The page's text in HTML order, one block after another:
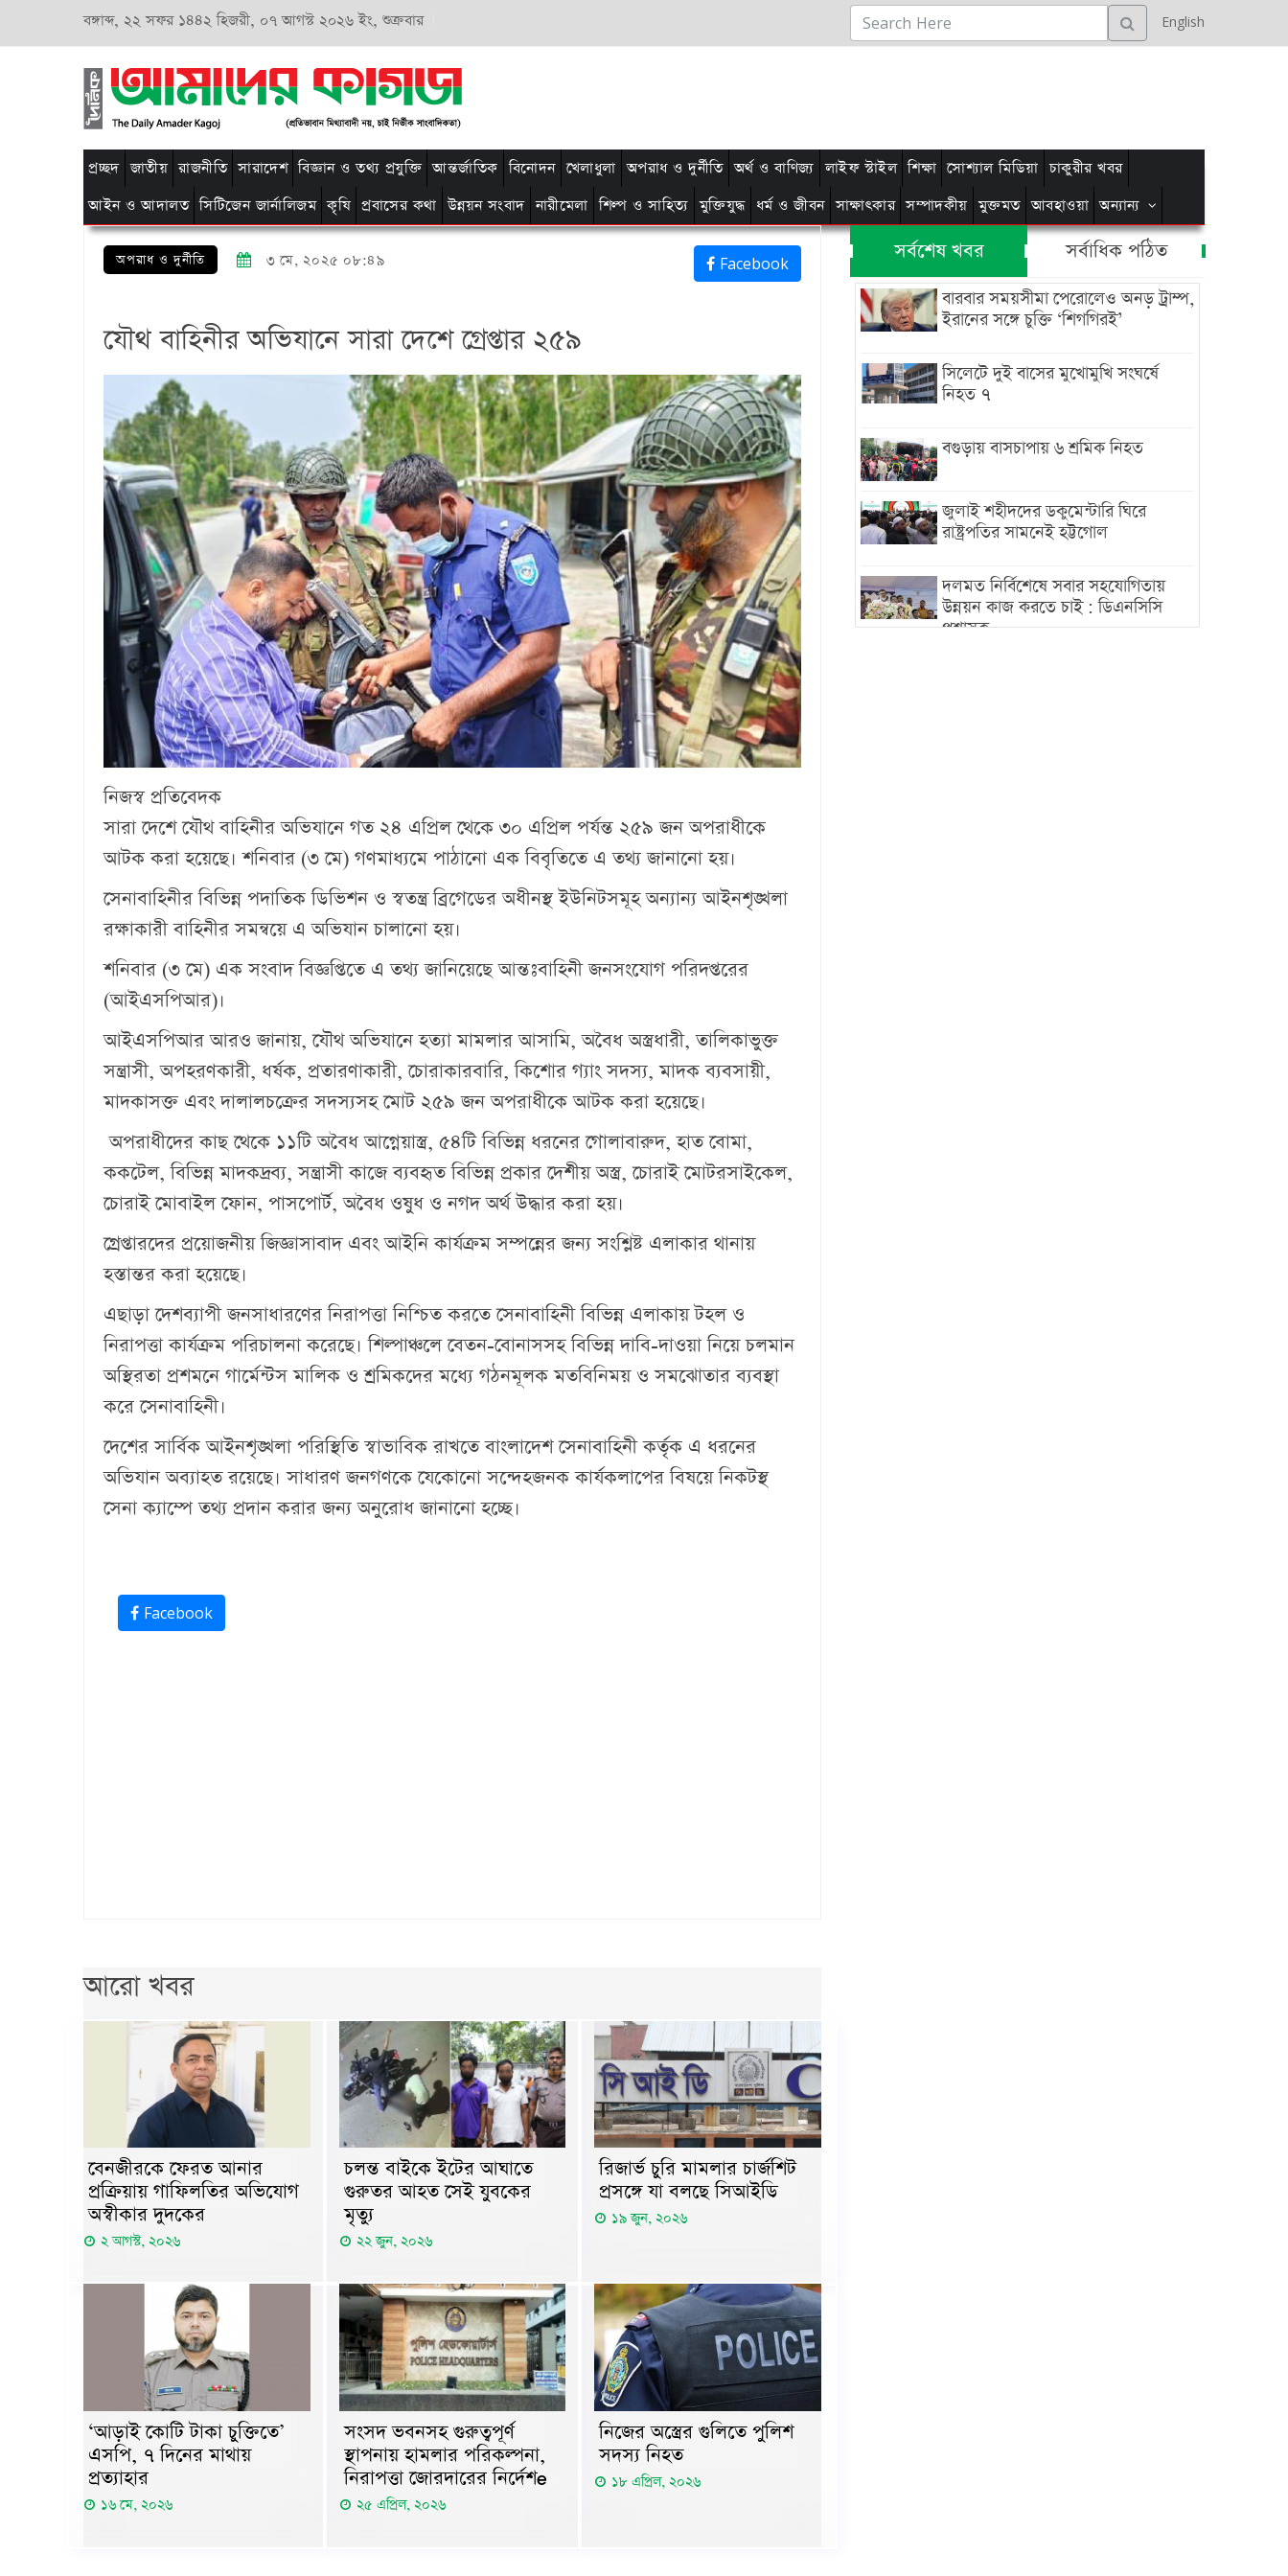
বঙ্গাব্দ, ২২ সফর ১৪৪২ হিজরী, ০৭ আগস্ট ২০২৬ ইং, শুক্রবার English
প্রচ্ছদ জাতীয় রাজনীতি সারাদেশ বিজ্ঞান ও তথ্য প্রযুক্তি আন্তর্জাতিক বিনোদন খেলাধুলা অপরাধ ও দুর্নীতি অর্থ ও বাণিজ্য লাইফ স্টাইল শিক্ষা সোশ্যাল মিডিয়া চাকুরীর খবর
আইন ও আদালত সিটিজেন জার্নালিজম কৃষি প্রবাসের কথা উন্নয়ন সংবাদ নারীমেলা শিল্প ও সাহিত্য মুক্তিযুদ্ধ ধর্ম ও জীবন সাক্ষাৎকার সম্পাদকীয় মুক্তমত আবহাওয়া অন্যান্য
অপরাধ ও দুর্নীতি ৩ মে, ২০২৫ ০৮:৪৯ Facebook
যৌথ বাহিনীর অভিযানে সারা দেশে গ্রেপ্তার ২৫৯
নিজস্ব প্রতিবেদক
সারা দেশে যৌথ বাহিনীর অভিযানে গত ২৪ এপ্রিল থেকে ৩০ এপ্রিল পর্যন্ত ২৫৯ জন অপরাধীকে
আটক করা হয়েছে। শনিবার (৩ মে) গণমাধ্যমে পাঠানো এক বিবৃতিতে এ তথ্য জানানো হয়।
সেনাবাহিনীর বিভিন্ন পদাতিক ডিভিশন ও স্বতন্ত্র ব্রিগেডের অধীনস্থ ইউনিটসমূহ অন্যান্য আইনশৃঙ্খলা
রক্ষাকারী বাহিনীর সমন্বয়ে এ অভিযান চালানো হয়।
শনিবার (৩ মে) এক সংবাদ বিজ্ঞপ্তিতে এ তথ্য জানিয়েছে আন্তঃবাহিনী জনসংযোগ পরিদপ্তরের
(আইএসপিআর)।
আইএসপিআর আরও জানায়, যৌথ অভিযানে হত্যা মামলার আসামি, অবৈধ অস্ত্রধারী, তালিকাভুক্ত
সন্ত্রাসী, অপহরণকারী, ধর্ষক, প্রতারণাকারী, চোরাকারবারি, কিশোর গ্যাং সদস্য, মাদক ব্যবসায়ী,
মাদকাসক্ত এবং দালালচক্রের সদস্যসহ মোট ২৫৯ জন অপরাধীকে আটক করা হয়েছে।
অপরাধীদের কাছ থেকে ১১টি অবৈধ আগ্নেয়াস্ত্র, ৫৪টি বিভিন্ন ধরনের গোলাবারুদ, হাত বোমা,
ককটেল, বিভিন্ন মাদকদ্রব্য, সন্ত্রাসী কাজে ব্যবহৃত বিভিন্ন প্রকার দেশীয় অস্ত্র, চোরাই মোটরসাইকেল,
চোরাই মোবাইল ফোন, পাসপোর্ট, অবৈধ ওষুধ ও নগদ অর্থ উদ্ধার করা হয়।
গ্রেপ্তারদের প্রয়োজনীয় জিজ্ঞাসাবাদ এবং আইনি কার্যক্রম সম্পন্নের জন্য সংশ্লিষ্ট এলাকার থানায়
হস্তান্তর করা হয়েছে।
এছাড়া দেশব্যাপী জনসাধারণের নিরাপত্তা নিশ্চিত করতে সেনাবাহিনী বিভিন্ন এলাকায় টহল ও
নিরাপত্তা কার্যক্রম পরিচালনা করেছে। শিল্পাঞ্চলে বেতন-বোনাসসহ বিভিন্ন দাবি-দাওয়া নিয়ে চলমান
অস্থিরতা প্রশমনে গার্মেন্টস মালিক ও শ্রমিকদের মধ্যে গঠনমূলক মতবিনিময় ও সমঝোতার ব্যবস্থা
করে সেনাবাহিনী।
দেশের সার্বিক আইনশৃঙ্খলা পরিস্থিতি স্বাভাবিক রাখতে বাংলাদেশ সেনাবাহিনী কর্তৃক এ ধরনের
অভিযান অব্যাহত রয়েছে। সাধারণ জনগণকে যেকোনো সন্দেহজনক কার্যকলাপের বিষয়ে নিকটস্থ
সেনা ক্যাম্পে তথ্য প্রদান করার জন্য অনুরোধ জানানো হচ্ছে।
Facebook
আরো খবর
বেনজীরকে ফেরত আনার
প্রক্রিয়ায় গাফিলতির অভিযোগ
অস্বীকার দুদকের
২ আগস্ট, ২০২৬
চলন্ত বাইকে ইটের আঘাতে
গুরুতর আহত সেই যুবকের
মৃত্যু
২২ জুন, ২০২৬
রিজার্ভ চুরি মামলার চার্জশিট
প্রসঙ্গে যা বলছে সিআইডি
১৯ জুন, ২০২৬
‘আড়াই কোটি টাকা চুক্তিতে’
এসপি, ৭ দিনের মাথায়
প্রত্যাহার
১৬ মে, ২০২৬
সংসদ ভবনসহ গুরুত্বপূর্ণ
স্থাপনায় হামলার পরিকল্পনা,
নিরাপত্তা জোরদারের নির্দেশe
২৫ এপ্রিল, ২০২৬
নিজের অস্ত্রের গুলিতে পুলিশ
সদস্য নিহত
১৮ এপ্রিল, ২০২৬
সর্বশেষ খবর সর্বাধিক পঠিত
বারবার সময়সীমা পেরোলেও অনড় ট্রাম্প,
ইরানের সঙ্গে চুক্তি ‘শিগগিরই’
সিলেটে দুই বাসের মুখোমুখি সংঘর্ষে
নিহত ৭
বগুড়ায় বাসচাপায় ৬ শ্রমিক নিহত
জুলাই শহীদদের ডকুমেন্টারি ঘিরে
রাষ্ট্রপতির সামনেই হট্টগোল
দলমত নির্বিশেষে সবার সহযোগিতায়
উন্নয়ন কাজ করতে চাই : ডিএনসিসি
প্রশাসক